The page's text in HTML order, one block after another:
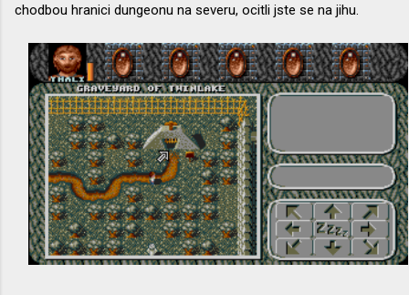
chodbou hranici dungeonu na severu, ocitli jste se na jihu.